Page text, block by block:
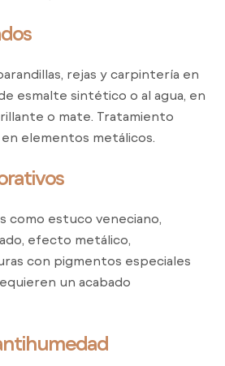
rejas y carpintería en
esmalte sintético o al agua, en
o mate. Tratamiento
elementos metálicos.
como estuco veneciano,
efecto metálico,
con pigmentos especiales
un acabado